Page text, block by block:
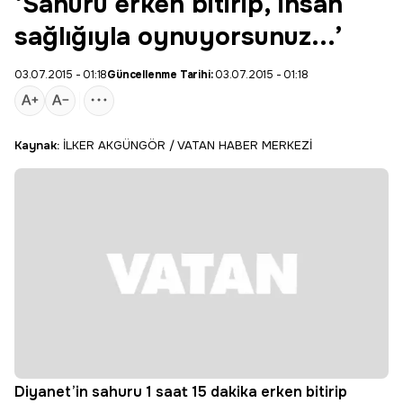
sağlığıyla oynuyorsunuz...’
03.07.2015 - 01:18Güncellenme Tarihi:03.07.2015 - 01:18
Kaynak: İLKER AKGÜNGÖR / VATAN HABER MERKEZİ
Diyanet’in sahuru 1 saat 15 dakika erken bitirip